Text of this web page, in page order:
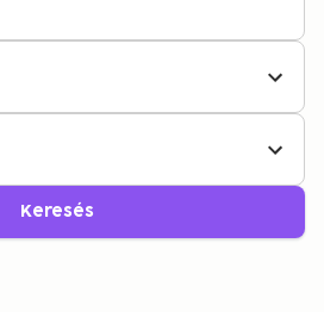
Keresés